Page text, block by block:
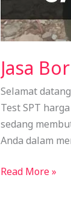
Jasa
Selamat
Test SPT
sedang
Anda dalam
Jasa
Read More »